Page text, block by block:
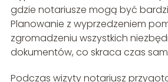
gdzie notariusze mogą być
Planowanie z wyprzedzeniem
zgromadzeniu wszystkich
dokumentów, co skraca czas
Podczas wizyty notariusz